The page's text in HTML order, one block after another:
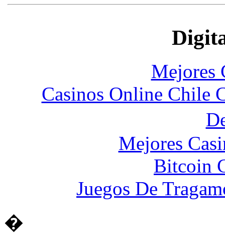
Mejores
Casinos Online Chile
Mejores
Bitcoin
Juegos De
�